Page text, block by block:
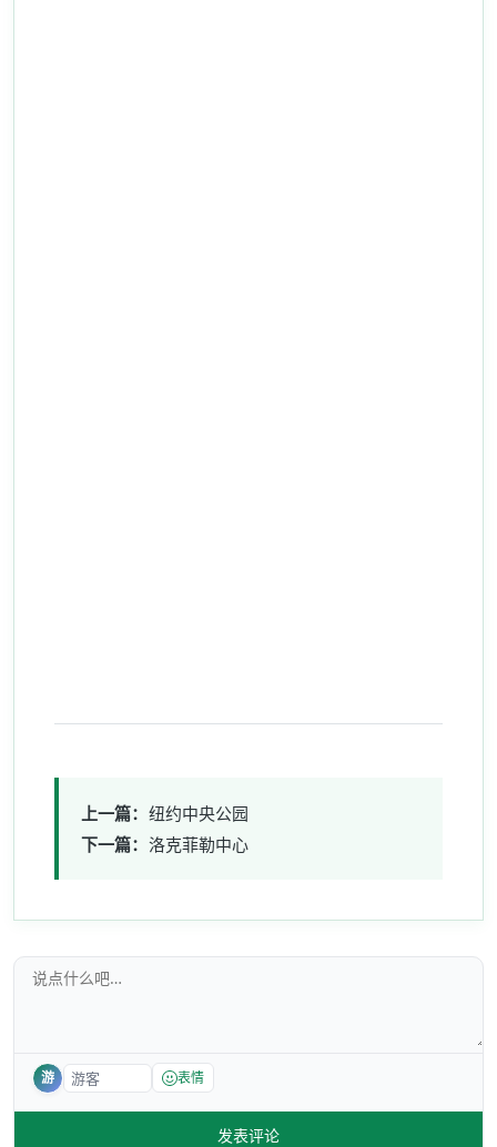
上一篇： 纽约中央公园
下一篇： 洛克菲勒中心
游 表情
发表评论